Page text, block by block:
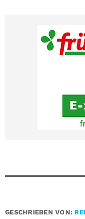
GESCHRIEBEN VON: